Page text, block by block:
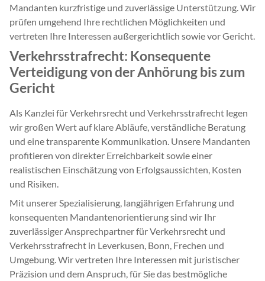
Mandanten kurzfristige und zuverlässige Unterstützung. Wir
prüfen umgehend Ihre rechtlichen Möglichkeiten und
vertreten Ihre Interessen außergerichtlich sowie vor Gericht.
Verkehrsstrafrecht: Konsequente
Verteidigung von der Anhörung bis zum
Gericht
Als Kanzlei für Verkehrsrecht und Verkehrsstrafrecht legen
wir großen Wert auf klare Abläufe, verständliche Beratung
und eine transparente Kommunikation. Unsere Mandanten
profitieren von direkter Erreichbarkeit sowie einer
realistischen Einschätzung von Erfolgsaussichten, Kosten
und Risiken.
Mit unserer Spezialisierung, langjährigen Erfahrung und
konsequenten Mandantenorientierung sind wir Ihr
zuverlässiger Ansprechpartner für Verkehrsrecht und
Verkehrsstrafrecht in Leverkusen, Bonn, Frechen und
Umgebung. Wir vertreten Ihre Interessen mit juristischer
Präzision und dem Anspruch, für Sie das bestmögliche